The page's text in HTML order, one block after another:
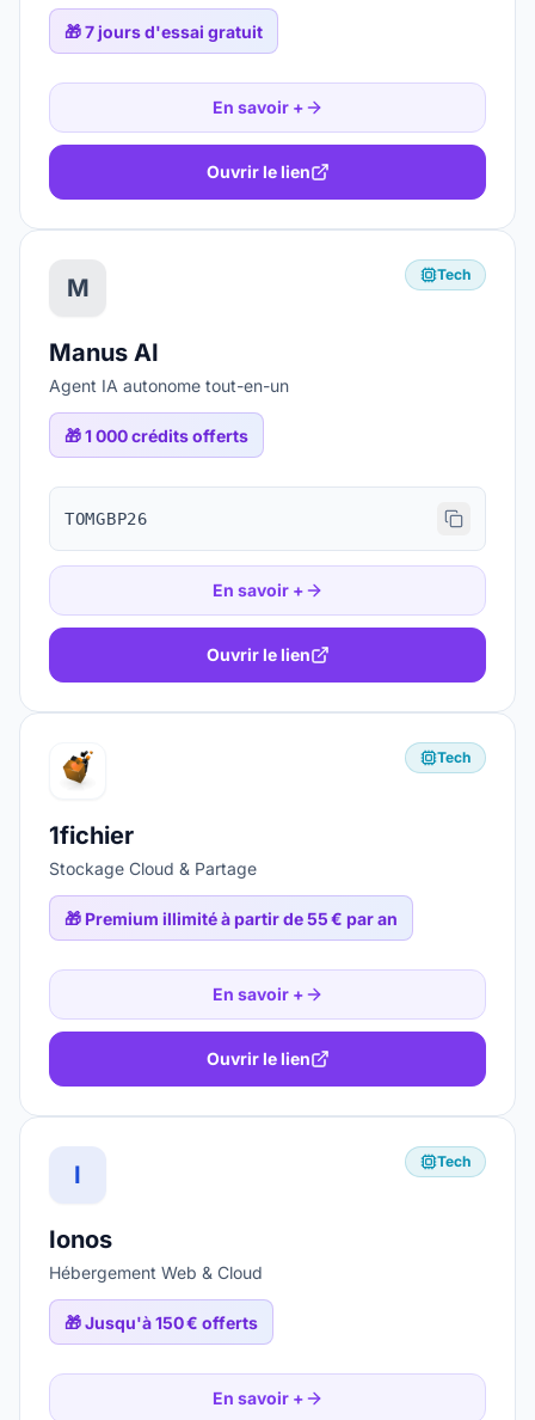
🎁7 jours d'essai gratuit
En savoir +
Ouvrir le lien
M Tech
Manus AI
Agent IA autonome tout-en-un
🎁1 000 crédits offerts
TOMGBP26
En savoir +
Ouvrir le lien
Tech
1fichier
Stockage Cloud & Partage
🎁 Premium illimité à partir de 55 € par an
En savoir +
Ouvrir le lien
I Tech
Ionos
Hébergement Web & Cloud
🎁Jusqu'à 150 € offerts
En savoir +